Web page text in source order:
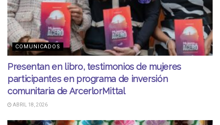
COMUNICADOS
Presentan en libro, testimonios de mujeres
participantes en programa de inversión
comunitaria de ArcerlorMittal
ABRIL 18, 2026